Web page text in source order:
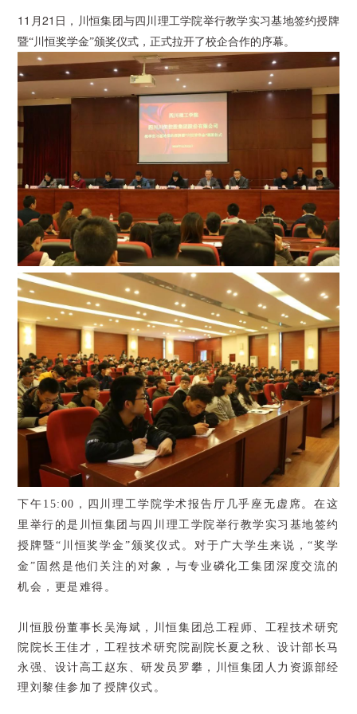
11 月 21 日，川恒集团与四川理工学院举行教学实习基地签约授牌
暨“川恒奖学金”颁奖仪式，正式拉开了校企合作的序幕。
下午 15:00 ，四川理工学院学术报告厅几乎座无虚席。在这
里举行的是 川恒集团与四川理工学院举行教学实习基地签约
授牌暨“川恒奖学金”颁奖仪式。对于广大学生来说，“奖学
金”固然是他们关注的对象，与专业磷化工集团深度交流的
机会，更是难得。
川恒股份董事长吴海斌，川恒集团总工程师、工程技术研究
院院长王佳才，工程技术研究院副院长夏之秋、设计部长马
永强、设计高工赵东、研发员罗攀，川恒集团人力资源部经
理刘黎佳参加了授牌仪式。